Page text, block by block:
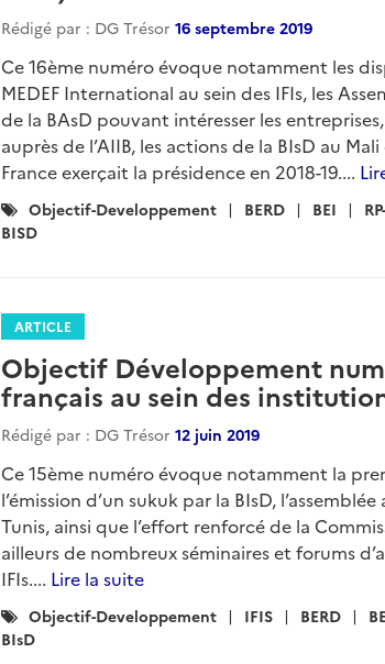
Rédigé par : DG Trésor 16 septembre 2019
Ce 16ème numéro évoque notamment les
MEDEF International au sein des IFIs, les
de la BAsD pouvant intéresser les
auprès de l’AIIB, les actions de la BIsD au
France exerçait la présidence en 2018-19....
Catégories
:
Objectif-Developpement BERD BEI
BISD
ARTICLE
Objectif Développement
français au sein des
Rédigé par : DG Trésor 12 juin 2019
Ce 15ème numéro évoque notamment la
l’émission d’un sukuk par la BIsD,
Tunis, ainsi que l’effort renforcé de la
ailleurs de nombreux séminaires et forums
IFIs.... Lire la suite
Catégories
:
Objectif-Developpement IFIS BERD
BIsD